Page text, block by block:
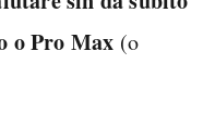
o Pro Max (o